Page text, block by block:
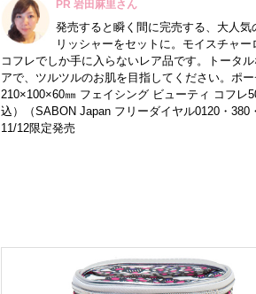
PR 岩田麻里さん
発売すると瞬く間に完売する、大人気
リッシャーをセットに。モイスチャー
コフレでしか手に入らないレア品です。トータ
アで、ツルツルのお肌を目指してください。ポー
210×100×60㎜ フェイシング ビューティ コフレ
込）（SABON Japan フリーダイヤル0120・
11/12限定発売